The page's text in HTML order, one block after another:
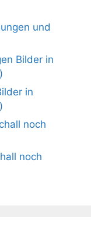
und
Bilder in
in
noch
noch